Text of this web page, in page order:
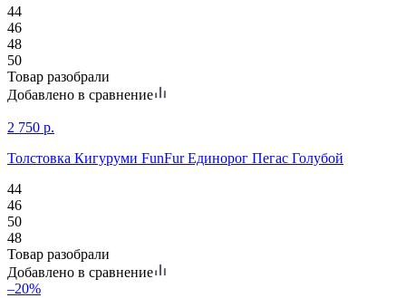
44
46
48
50
Товар разобрали
Добавлено в сравнение
2 750 р.
Толстовка Кигуруми FunFur Единорог Пегас Голубой
44
46
50
48
Товар разобрали
Добавлено в сравнение
–20%